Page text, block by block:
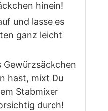
hinein!
und lasse es
ganz leicht
Gewürzsäckchen
hast, mixt Du
Stabmixer
durch!